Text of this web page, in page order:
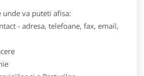
va puteti afisa:
- adresa, telefoane, fax, email,